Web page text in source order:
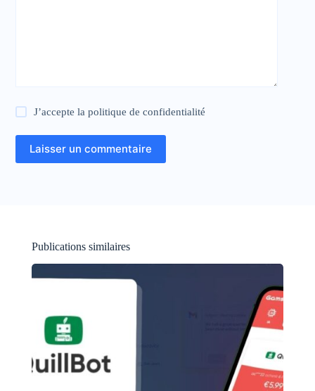
J’accepte la politique de confidentialité
Laisser un commentaire
Publications similaires